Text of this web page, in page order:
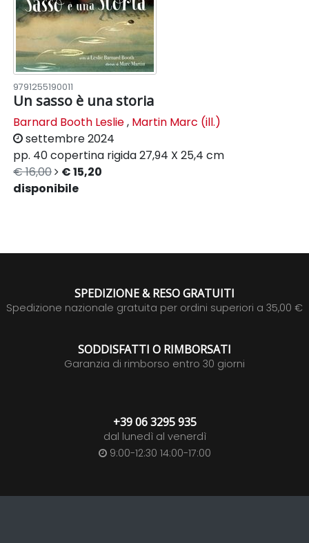
9791255190011
Un sasso è una storia
Barnard Booth Leslie, Martin Marc (ill.)
settembre 2024
pp. 40copertina rigida27,94 X 25,4 cm
€ 16,00
€ 15,20
disponibile
SPEDIZIONE & RESO GRATUITI
Spedizione nazionale gratuita per ordini superiori a 35,00 €
SODDISFATTI O RIMBORSATI
Garanzia di rimborso entro 30 giorni
+39 06 3295 935
dal lunedì al venerdì
9:00-12:30 14:00-17:00